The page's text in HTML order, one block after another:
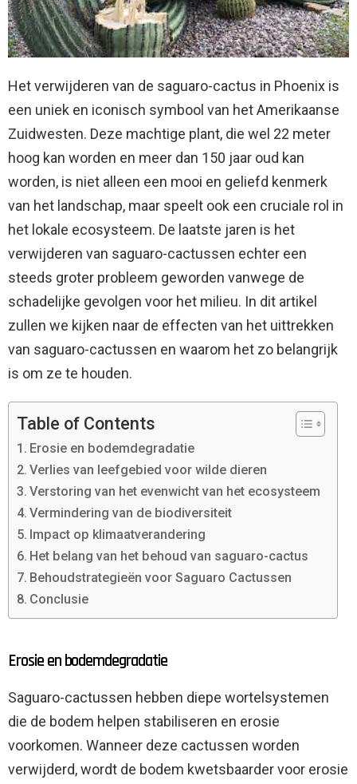
Het verwijderen van de saguaro-cactus in Phoenix is ​​
een uniek en iconisch symbool van het Amerikaanse
Zuidwesten. Deze machtige plant, die wel 22 meter
hoog kan worden en meer dan 150 jaar oud kan
worden, is niet alleen een mooi en geliefd kenmerk
van het landschap, maar speelt ook een cruciale rol in
het lokale ecosysteem. De laatste jaren is het
verwijderen van saguaro-cactussen echter een
steeds groter probleem geworden vanwege de
schadelijke gevolgen voor het milieu. In dit artikel
zullen we kijken naar de effecten van het uittrekken
van saguaro-cactussen en waarom het zo belangrijk
is om ze te houden.
Table of Contents
Erosie en bodemdegradatie
Verlies van leefgebied voor wilde dieren
Verstoring van het evenwicht van het ecosysteem
Vermindering van de biodiversiteit
Impact op klimaatverandering
Het belang van het behoud van saguaro-cactus
Behoudstrategieën voor Saguaro Cactussen
Conclusie
Erosie en bodemdegradatie
Saguaro-cactussen hebben diepe wortelsystemen
die de bodem helpen stabiliseren en erosie
voorkomen. Wanneer deze cactussen worden
verwijderd, wordt de bodem kwetsbaarder voor erosie